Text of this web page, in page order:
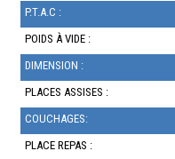
P.T.A.C :
POIDS À VIDE :
DIMENSION :
PLACES ASSISES :
COUCHAGES:
PLACE REPAS :